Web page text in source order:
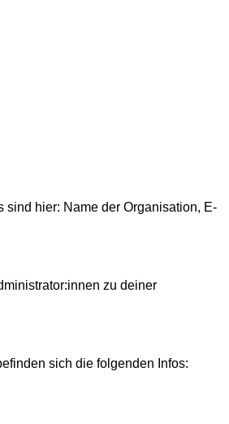
sind hier: Name der Organisation, E-
zu deiner
sich die folgenden Infos: